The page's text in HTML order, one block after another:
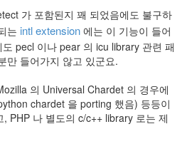
가 포함된지 꽤 되었음에도 불구하
는 intl extension 에는 이 기능이 들어
pecl 이나 pear 의 icu library 관련 패
만 들어가지 않고 있군요.
의 Universal Chardet 의 경우에
chardet 을 porting 했음) 등등이
PHP 나 별도의 c/c++ library 로는 제